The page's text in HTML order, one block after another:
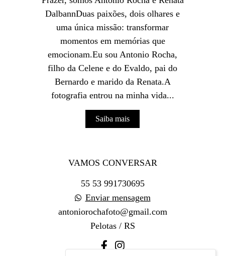
DalbannDuas paixões, dois olhares e
uma única missão: transformar
momentos em memórias que
emocionam.Eu sou Antonio Rocha,
filho da Celene e do Evaldo, pai do
Bernardo e marido da Renata.A
fotografia entrou na minha vida...
Saiba mais
VAMOS CONVERSAR
55 53 991730695
Enviar mensagem
antoniorochafoto@gmail.com
Pelotas / RS